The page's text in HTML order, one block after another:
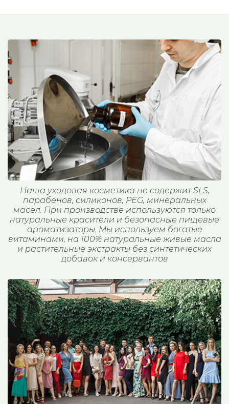
Наша уходовая косметика не содержит SLS,
парабенов, силиконов, PEG, минеральных
масел. При производстве используются только
натуральные красители и безопасные пищевые
ароматизаторы. Мы используем богатые
витаминами, на 100% натуральные живые масла
и растительные экстракты без синтетических
добавок и консервантов